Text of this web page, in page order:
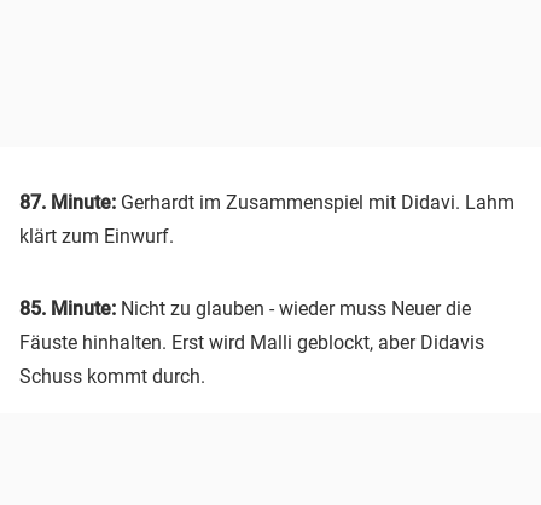
87. Minute: Gerhardt im Zusammenspiel mit Didavi. Lahm
klärt zum Einwurf.
85. Minute: Nicht zu glauben - wieder muss Neuer die
Fäuste hinhalten. Erst wird Malli geblockt, aber Didavis
Schuss kommt durch.